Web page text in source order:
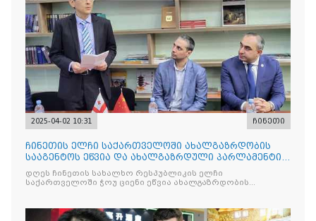
2025-04-02 10:31 ჩინეთი
ჩინეთის ელჩი საქართველოში ახალგაზრდობის
სააგენტოს ეწვია და ახალგაზრდული პარლამენტის
სტუდენტებს შეხვდ
დღეს ჩინეთის სახალხო რესპუბლიკის ელჩი
საქართველოში ჭოუ ციენი ეწვია ახალგაზრდობის